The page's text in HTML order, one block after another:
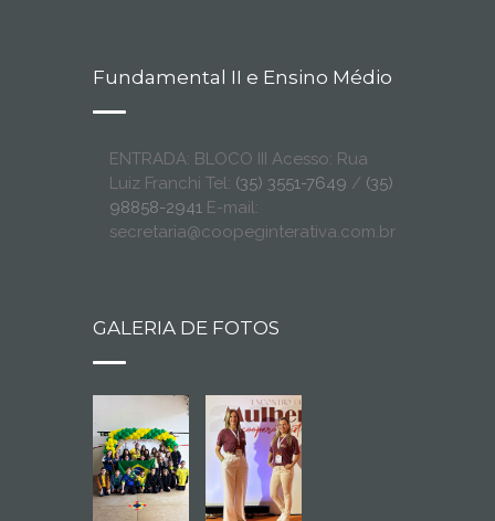
Fundamental II e Ensino Médio
ENTRADA: BLOCO III Acesso: Rua
Luiz Franchi Tel: (35) 3551-7649 / (35)
98858-2941 E-mail:
secretaria@coopeginterativa.com.br
GALERIA DE FOTOS